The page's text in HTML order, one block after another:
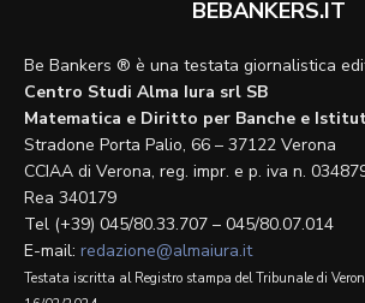
BEBANKERS.IT
Be Bankers ® è una testata giornalistica
Centro Studi Alma Iura srl SB
Matematica e Diritto per Banche e
Stradone Porta Palio, 66 – 37122 Verona
CCIAA di Verona, reg. impr. e p. iva n.
Rea 340179
Tel (+39) 045/80.33.707 – 045/80.07.014
E-mail: redazione@almaiura.it
Testata iscritta al Registro stampa del Tribunale di